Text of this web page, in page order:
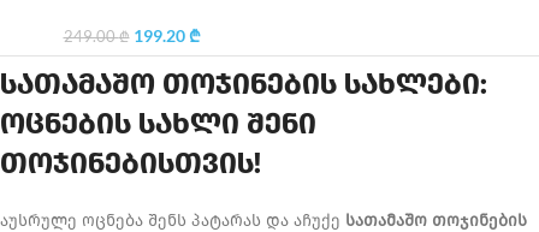
249.00₾ 199.20₾
სათამაშო თოჯინების სახლები:
ოცნების სახლი შენი
თოჯინებისთვის!
აუსრულე ოცნება შენს პატარას და აჩუქე სათამაშო თოჯინების